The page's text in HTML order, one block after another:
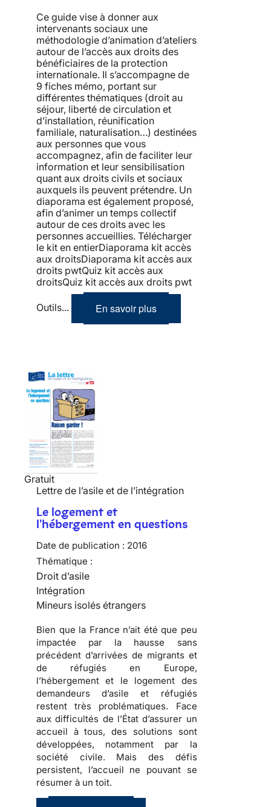
Ce guide vise à donner aux
intervenants sociaux une
méthodologie d’animation d’ateliers
autour de l’accès aux droits des
bénéficiaires de la protection
internationale. Il s’accompagne de
9 fiches mémo, portant sur
différentes thématiques (droit au
séjour, liberté de circulation et
d’installation, réunification
familiale, naturalisation…) destinées
aux personnes que vous
accompagnez, afin de faciliter leur
information et leur sensibilisation
quant aux droits civils et sociaux
auxquels ils peuvent prétendre. Un
diaporama est également proposé,
afin d’animer un temps collectif
autour de ces droits avec les
personnes accueillies. Télécharger
le kit en entierDiaporama kit accès
aux droitsDiaporama kit accès aux
droits pwtQuiz kit accès aux
droitsQuiz kit accès aux droits pwt
Outils... En savoir plus
Gratuit
Lettre de l’asile et de l’intégration
Le logement et
l'hébergement en questions
Date de publication : 2016
Thématique :
Droit d’asile
Intégration
Mineurs isolés étrangers
Bien que la France n’ait été que peu
impactée par la hausse sans
précédent d’arrivées de migrants et
de réfugiés en Europe,
l’hébergement et le logement des
demandeurs d’asile et réfugiés
restent très problématiques. Face
aux difficultés de l’État d’assurer un
accueil à tous, des solutions sont
développées, notamment par la
société civile. Mais des défis
persistent, l’accueil ne pouvant se
résumer à un toit.